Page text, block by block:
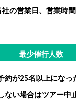
の営業日、営業時間
最少催行人数
約が25名以上になっ
ない場合はツアー中